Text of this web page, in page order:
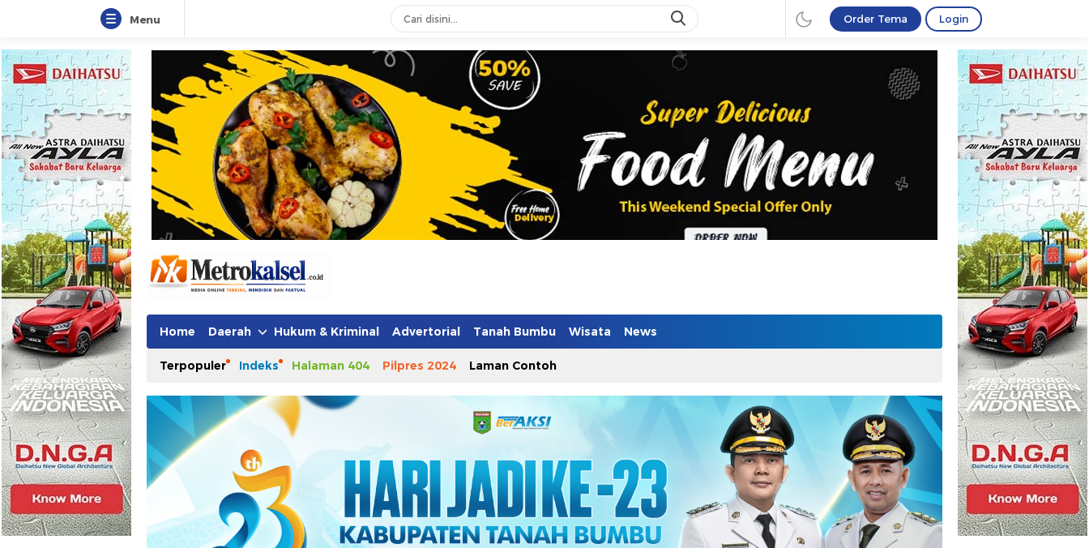
Menu Order Tema Login
Metro Kalsel
Media Online Terkini, Faktual dan Mendidik
Home Daerah Hukum & Kriminal Advertorial Tanah Bumbu Wisata News
Terpopuler Indeks Halaman 404 Pilpres 2024 Laman Contoh